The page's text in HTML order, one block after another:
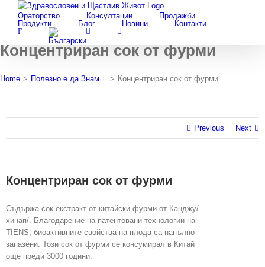
content
Search
for:
Ораторство Консултации
Продажби
Продукти
Блог Новини
Контакти
F
Концентриран сок от фурми
Home > Полезно е да Знам… > Концентриран сок от фурми
Previous Next
Концентриран сок от фурми
Съдържа сок екстракт от китайски фурми от Канджу/
хинап/. Благодарение на патентовани технологии на
TIENS, биоактивните свойства на плода са напълно
запазени. Този сок от фурми се консумирал в Китай
още преди 3000 години.